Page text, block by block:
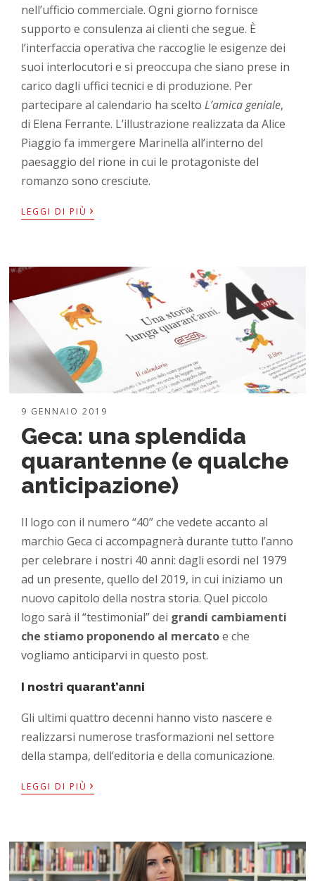
nell’ufficio commerciale. Ogni giorno fornisce
supporto e consulenza ai clienti che segue. È
l’interfaccia operativa che raccoglie le esigenze dei
suoi interlocutori e si preoccupa che siano prese in
carico dagli uffici tecnici e di produzione. Per
partecipare al calendario ha sceltoL’amica geniale,
di Elena Ferrante. L’illustrazione realizzata da Alice
Piaggio fa immergere Marinella all’interno del
paesaggio del rione in cui le protagoniste del
romanzo sono cresciute.
LEGGI DI PIÙ ›
9 GENNAIO 2019
Geca: una splendida
quarantenne (e qualche
anticipazione)
Il logo con il numero “40” che vedete accanto al
marchio Geca ci accompagnerà durante tutto l’anno
per celebrare i nostri 40 anni: dagli esordi nel 1979
ad un presente, quello del 2019, in cui iniziamo un
nuovo capitolo della nostra storia. Quel piccolo
logo sarà il “testimonial” dei grandi cambiamenti
che stiamo proponendo al mercatoe che
vogliamo anticiparvi in questo post.
I nostri quarant’anni
Gli ultimi quattro decenni hanno visto nascere e
realizzarsi numerose trasformazioni nel settore
della stampa, dell’editoria e della comunicazione.
LEGGI DI PIÙ ›